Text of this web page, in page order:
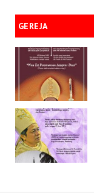
GEREJA